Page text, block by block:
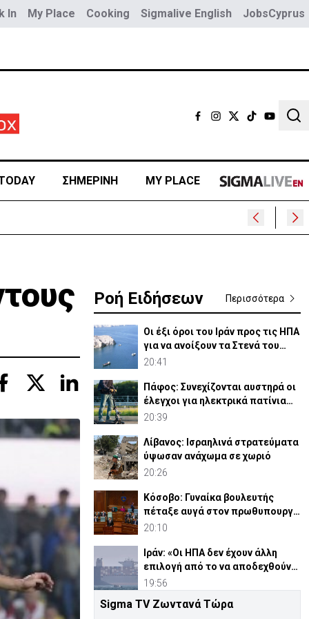
In My Place Cooking Sigmalive English JobsCyprus
ΣΗΜΕΡΙΝΗ MY PLACE
Ροή Ειδήσεων Περισσότερα
Οι έξι όροι του Ιράν προς τις ΗΠΑ
για να ανοίξουν τα Στενά του
Ορμούζ
20:41
Πάφος: Συνεχίζονται αυστηρά οι
έλεγχοι για ηλεκτρικά πατίνια
στους πεζόδρομους
20:39
Λίβανος: Ισραηλινά στρατεύματα
ύψωσαν ανάχωμα σε χωριό
20:26
Κόσοβο: Γυναίκα βουλευτής
πέταξε αυγά στον πρωθυπουργό
στο κοινοβούλιο(ΒΙΝΤΕΟ)
20:10
Ιράν: «Οι ΗΠΑ δεν έχουν άλλη
επιλογή από το να αποδεχθούν
τη νέα κατάσταση»
19:56
Κορυφώνονται παρουσία ΠτΔ οι
Sigma TV Ζωντανά Τώρα